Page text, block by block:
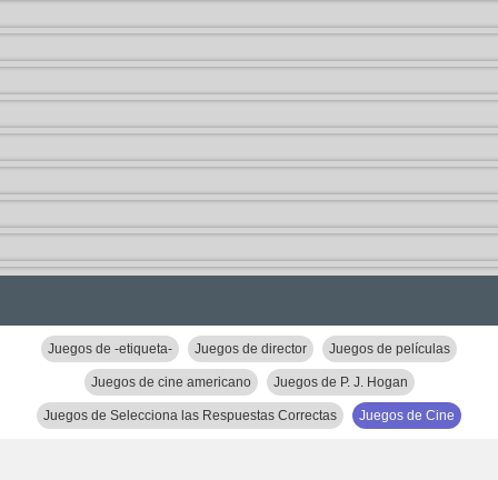
Juegos de -etiqueta- Juegos de director Juegos de películas
Juegos de cine americano Juegos de P. J. Hogan
Juegos de Selecciona las Respuestas Correctas Juegos de Cine